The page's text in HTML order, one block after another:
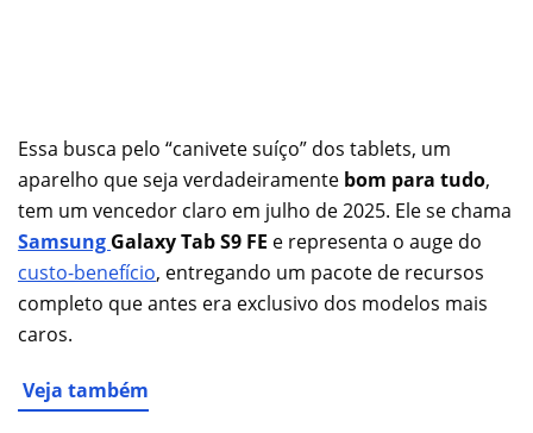
Essa busca pelo “canivete suíço” dos tablets, um
aparelho que seja verdadeiramente bom para tudo,
tem um vencedor claro em julho de 2025. Ele se chama
Samsung Galaxy Tab S9 FE e representa o auge do
custo-benefício, entregando um pacote de recursos
completo que antes era exclusivo dos modelos mais
caros.
Veja também